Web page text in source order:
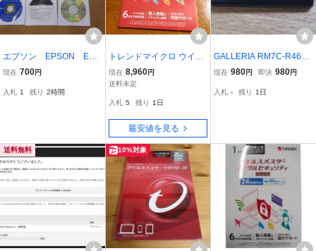
エプソン EPSON End
eavor AT991E リカバ
Win8Pro 64bit版 送料
現在 700円
入札 1 残り 2時間
トレンドマイクロ ウイル
スバスター トータルセキ
ュリティ スタンダード 3
現在 8,960円
送料未定
入札 5 残り 1日
最安値を見る
GALLERIA RM7C-R46T
付属品 リカバリーメデ
現在 980円 即決 980円
入札 - 残り 1日
送料無料 10%対象